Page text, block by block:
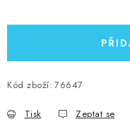
Kód zboží: 76647
Tisk Zeptat se